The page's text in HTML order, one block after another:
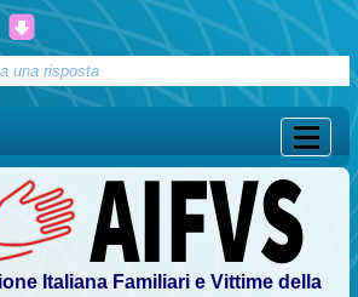
una risposta
Italiana Familiari e Vittime della